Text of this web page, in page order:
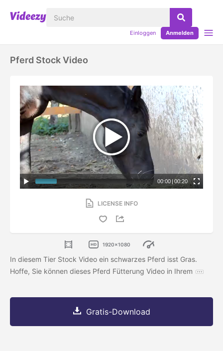
Einloggen Anmelden
Pferd Stock Video
00:00 | 00:20
LICENSE INFO
1920x1080
In diesem Tier Stock Video ein schwarzes Pferd isst Gras.
Hoffe, Sie können dieses Pferd Fütterung Video in Ihrem
Gratis-Download